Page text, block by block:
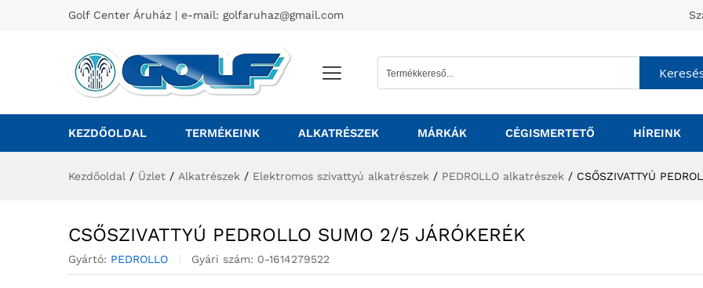
Golf Center Áruház | e-mail: golfaruhaz@gmail.com
KEZDŐOLDAL TERMÉKEINK ALKATRÉSZEK MÁRKÁK CÉGISMERTETŐ HÍREINK
Kezdőoldal / Üzlet / Alkatrészek / Elektromos szivattyú alkatrészek / PEDROLLO alkatrészek / CSŐSZIVATTYÚ
CSŐSZIVATTYÚ PEDROLLO SUMO 2/5 JÁRÓKERÉK
Gyártó: PEDROLLO Gyári szám: 0-1614279522